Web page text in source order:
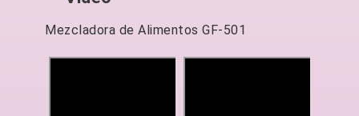
Mezcladora de Alimentos GF-501